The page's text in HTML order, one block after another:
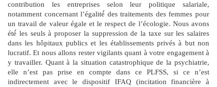
contribution les entreprises selon leur politique salariale,
notamment concernant l’égalité́ des traitements des femmes pour
un travail de valeur égale et le respect de l’écologie. Nous avons
été́ les seuls à proposer la suppression de la taxe sur les salaires
dans les hôpitaux publics et les établissements privés à but non
lucratif. Et nous allons rester vigilants quant à votre engagement à
y travailler. Quant à la situation catastrophique de la psychiatrie,
elle n’est pas prise en compte dans ce PLFSS, si ce n’est
indirectement avec le dispositif IFAQ (incitation financière à